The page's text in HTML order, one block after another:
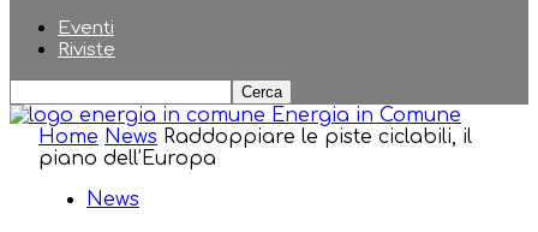
Eventi
Riviste
Energia in Comune
Home News Raddoppiare le piste ciclabili, il
piano dell’Europa
News